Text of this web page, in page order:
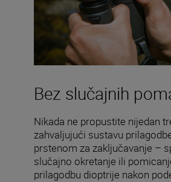
Bez slučajnih
Nikada ne propustite nijedan
zahvaljujući sustavu
prstenom za zaključavanje –
slučajno okretanje ili
prilagodbu dioptrije nakon